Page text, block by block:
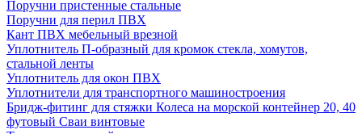
Поручни пристенные стальные
Поручни для перил ПВХ
Кант ПВХ мебельный врезной
Уплотнитель П-образный для кромок стекла, хомутов,
стальной ленты
Уплотнитель для окон ПВХ
Уплотнители для транспортного машиностроения
Бридж-фитинг для стяжки Колеса на морской контейнер 20, 40
футовый Сваи винтовые